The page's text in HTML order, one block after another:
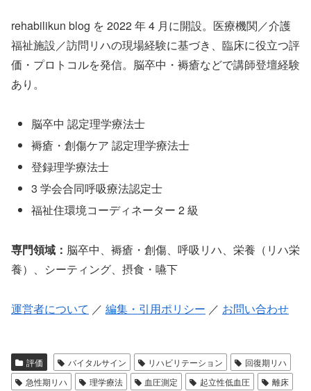
rehabilikun blog を 2022 年 4 月に開設。医療機関／介護
福祉施設／訪問リハの現場経験に基づき、臨床に役立つ評
価・プロトコルを発信。脳卒中・褥瘡などで講師登壇経験
あり。
脳卒中 認定理学療法士
褥瘡・創傷ケア 認定理学療法士
登録理学療法士
3 学会合同呼吸療法認定士
福祉住環境コーディネーター 2 級
専門領域： 脳卒中、褥瘡・創傷、呼吸リハ、栄養（リハ栄
養）、シーティング、摂食・嚥下
運営者について ／ 編集・引用ポリシー ／ お問い合わせ
評価 バイタルサイン リハビリテーション
回復期リハ
急性期リハ
理学療法 血圧測定 起立性低血圧 離床